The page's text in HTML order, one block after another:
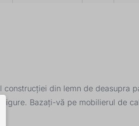
din lemn de deasupra
Bazați-vă pe mobilierul de